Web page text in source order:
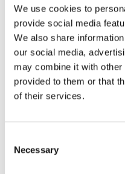
We use cookies to
provide social media
We also share
our social media,
may combine it with other
provided to them or that
of their services.
Selection
Necessary
Rezultatul îl intuiți: performanță,
strălucit!
DESCOPERĂ CURSURILE